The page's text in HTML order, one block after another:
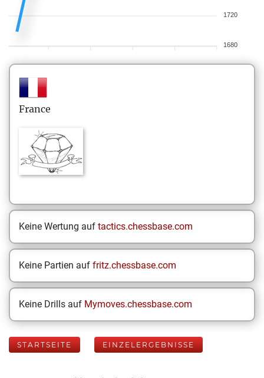
1720
1680
France
Keine Wertung auf tactics.chessbase.com
Keine Partien auf fritz.chessbase.com
Keine Drills auf Mymoves.chessbase.com
STARTSEITE EINZELERGEBNISSE